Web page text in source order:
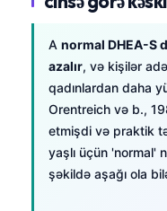
A normal DHEA-S
azalır, və kişilər
qadınlardan daha
Orentreich və b.,
etmişdi və praktik
yaşlı üçün 'normal'
şəkildə aşağı ola